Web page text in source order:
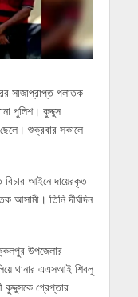
সাজাপ্রাপ্ত পলাতক
পুলিশ। কুদ্দুস
শুক্রবার সকালে
আইনে দায়েরকৃত
আসামী। তিনি দীর্ঘদিন
উপজেলার
থানার এএসআই শিবলু
কুদ্দুসকে গ্রেপ্তার